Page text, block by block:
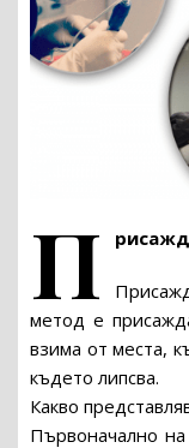
П
метод е
взима от места,
където липсва.
Какво
Първоначално